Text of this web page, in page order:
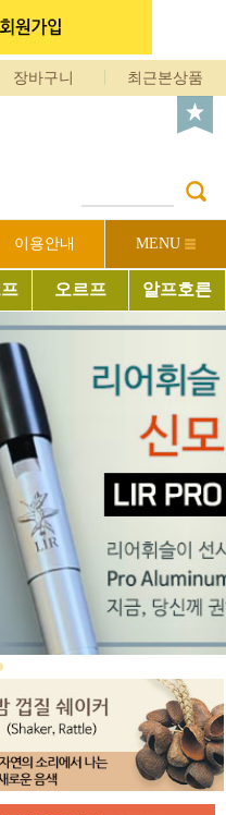
장바구니 최근본상품
이용안내 MENU
오르프 알프호른